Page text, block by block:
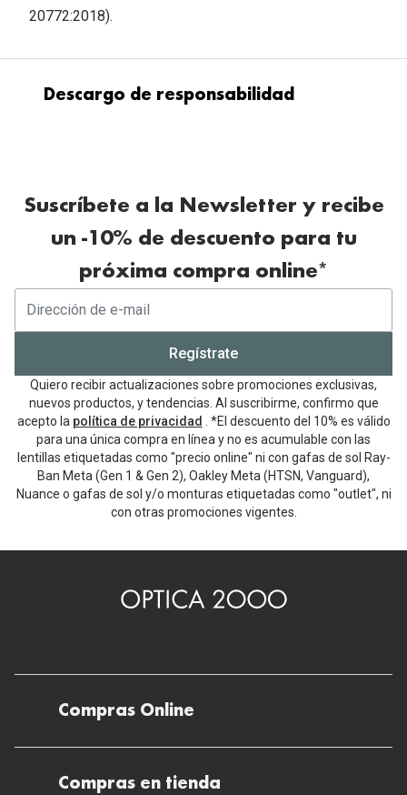
20772:2018).
Descargo de responsabilidad
Transitions, Transitions Light Intelligent Lenses y
XTRActive Polarized son marcas comerciales de
Transitions Optical, Inc. utilizadas bajo licencia
por Transitions Optical Limited. Light Under
Optical Ltd.
Suscríbete a la Newsletter y recibe
un -10% de descuento para tu
próxima compra online*
Regístrate
Quiero recibir actualizaciones sobre promociones exclusivas,
nuevos productos, y tendencias. Al suscribirme, confirmo que
acepto la política de privacidad
. *El descuento del 10% es válido
para una única compra en línea y no es acumulable con las
lentillas etiquetadas como "precio online" ni con gafas de sol Ray-
Ban Meta (Gen 1 & Gen 2), Oakley Meta (HTSN, Vanguard),
Nuance o gafas de sol y/o monturas etiquetadas como "outlet", ni
con otras promociones vigentes.
Compras Online
Compras en tienda